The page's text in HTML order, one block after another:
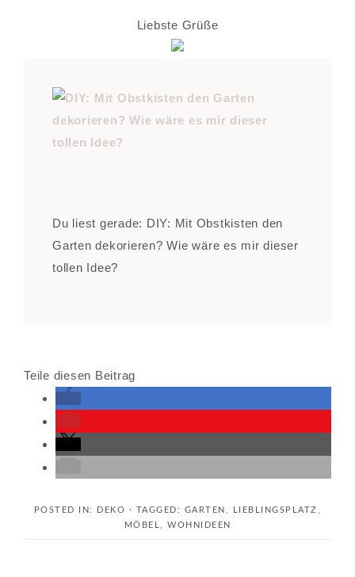
Liebste Grüße
Du liest gerade: DIY: Mit Obstkisten den
Garten dekorieren? Wie wäre es mir dieser
tollen Idee?
Teile diesen Beitrag
POSTED IN: DEKO · TAGGED: GARTEN LIEBLINGSPLATZ
MÖBEL
WOHNIDEEN